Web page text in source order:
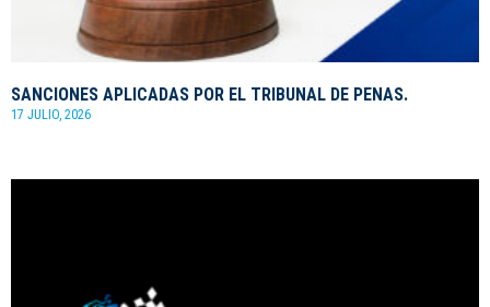
SANCIONES APLICADAS POR EL TRIBUNAL DE PENAS.
17 JULIO, 2026